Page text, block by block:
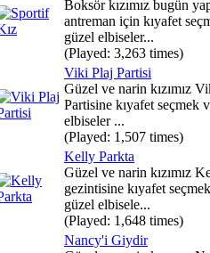
Boksör kızımız bugün
antreman için kıyafet
güzel elbiseler...
(Played: 3,263 times)
Viki Plaj Partisi
Güzel ve narin kızımız
Partisine kıyafet seçmek
elbiseler ...
(Played: 1,507 times)
Kelly Parkta
Güzel ve narin kızımız
gezintisine kıyafet
güzel elbisele...
(Played: 1,648 times)
Nancy'i Giydir